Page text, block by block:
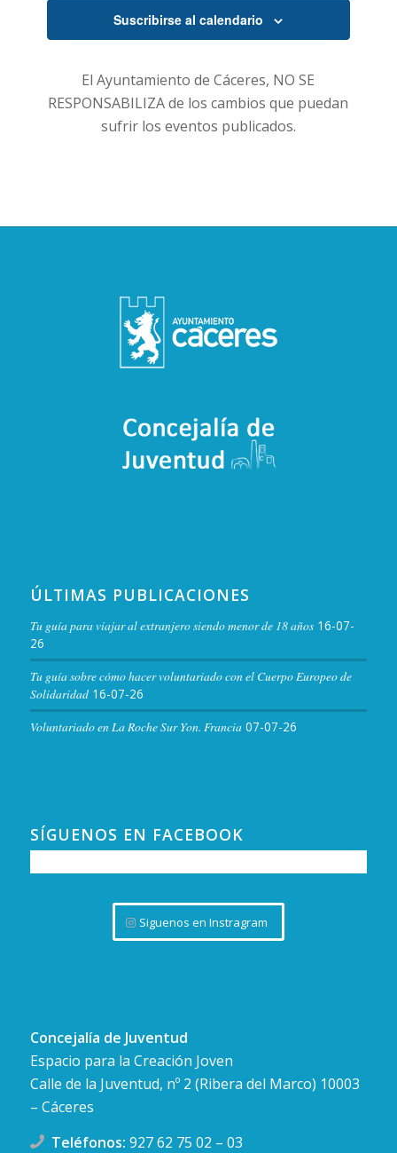
Suscribirse al calendario
El Ayuntamiento de Cáceres, NO SE
RESPONSABILIZA de los cambios que puedan
sufrir los eventos publicados.
ÚLTIMAS PUBLICACIONES
Tu guía para viajar al extranjero siendo menor de 18 años 16-07-
26
Tu guía sobre cómo hacer voluntariado con el Cuerpo Europeo de
Solidaridad 16-07-26
Voluntariado en La Roche Sur Yon. Francia 07-07-26
SÍGUENOS EN FACEBOOK
Siguenos en Instragram
Concejalía de Juventud
Espacio para la Creación Joven
Calle de la Juventud, nº 2 (Ribera del Marco) 10003
– Cáceres
Teléfonos: 927 62 75 02 – 03